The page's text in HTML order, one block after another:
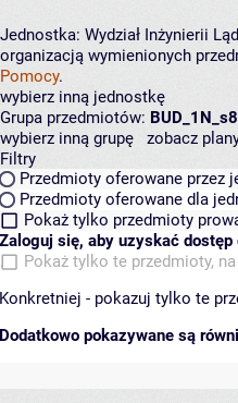
Jednostka: Wydział Inżynierii
organizacją wymienionych
Pomocy.
wybierz inną jednostkę
Grupa przedmiotów: BUD_1N_s8
wybierz inną grupę
zobacz
Filtry
Przedmioty oferowane przez
Przedmioty oferowane dla
Pokaż tylko przedmioty
Zaloguj się, aby uzyskać dostęp
Pokaż tylko te przedmioty,
Konkretniej - pokazuj tylko te
Dodatkowo pokazywane są